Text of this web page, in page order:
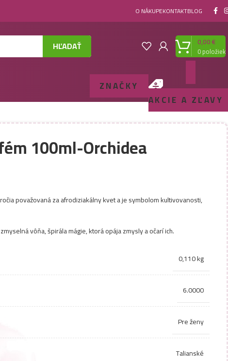
O NÁKUPEKONTAKTBLOG
HĽADAŤ 0položiek
0,00€
ZNAČKY
AKCIE A ZĽAVY
100ml-Orchidea
považovaná za afrodiziakálny kvet a je symbolom kultivovanosti,
vôňa, špirála mágie, ktorá opája zmysly a očarí ich.
0,110 kg
6.0000
Pre ženy
Talianské